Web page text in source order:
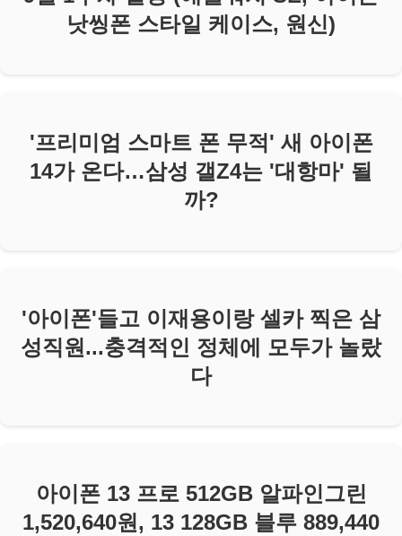
낫씽폰 스타일 케이스, 원신)
'프리미엄 스마트 폰 무적' 새 아이폰
14가 온다…삼성 갤Z4는 '대항마' 될
까?
'아이폰'들고 이재용이랑 셀카 찍은 삼
성직원...충격적인 정체에 모두가 놀랐
다
아이폰 13 프로 512GB 알파인그린
1,520,640원, 13 128GB 블루 889,440